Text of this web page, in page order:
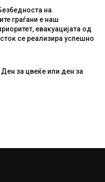
на
граѓани е наш
евакуацијата од
се реализира успешно
за цвеќе или ден за